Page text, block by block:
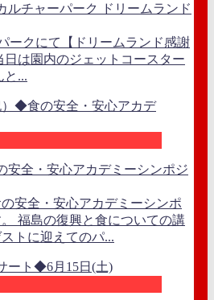
ルチャーパーク ドリームランド
ークにて【ドリームランド感謝
は園内のジェットコースター
と...
安全・安心アカデミーシンポジ
安全・安心アカデミーシンポ
福島の復興と食についての講
トに迎えてのパ...